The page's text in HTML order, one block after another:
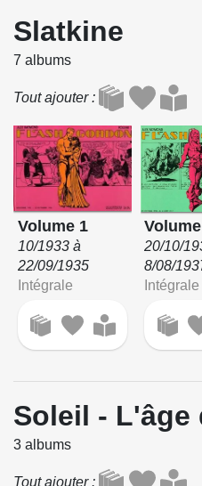
Slatkine
7 albums
Tout ajouter
Volume 1
10/1933 à
22/09/1935
Intégrale
20/10/
8/08/
Intégrale
Soleil - L'âge
3 albums
Tout ajouter